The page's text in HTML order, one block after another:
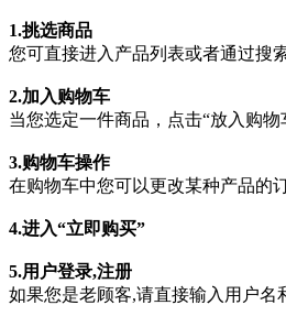
1.挑选商品
您可直接进入产品列表或者通过搜
2.加入购物车
当您选定一件商品，点击“放入购
3.购物车操作
在购物车中您可以更改某种产品的
4.进入“立即购买”
5.用户登录,注册
如果您是老顾客,请直接输入用户名